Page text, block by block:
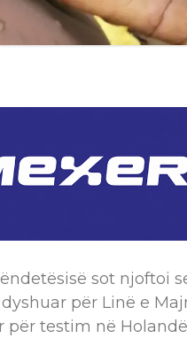
sot njoftoi
për Linë e
për testim në